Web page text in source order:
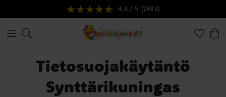
4.8 / 5 (7893)
Tietosuojakäytäntö
Synttärikuningas